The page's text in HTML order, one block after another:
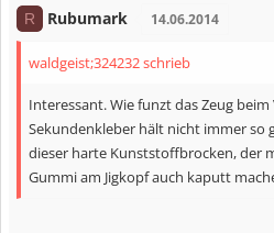
R Rubumark 14.06.2014
waldgeist;324232 schrieb
Interessant. Wie funzt das Zeug beim
Sekundenkleber hält nicht immer so
dieser harte Kunststoffbrocken, der
Gummi am Jigkopf auch kaputt